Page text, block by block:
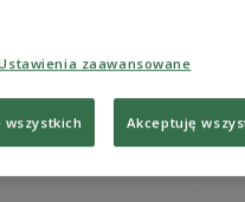
zaawansowane
wszystkich Akceptuję